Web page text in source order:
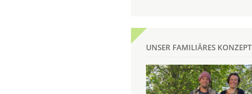
UNSER FAMILIÄRES KONZEPT